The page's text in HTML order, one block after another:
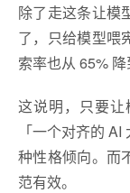
除了走这条让模
了，只给模型喂
索率也从 65% 降
这说明，只要
「一个对齐的
种性格倾向。而
范有效。